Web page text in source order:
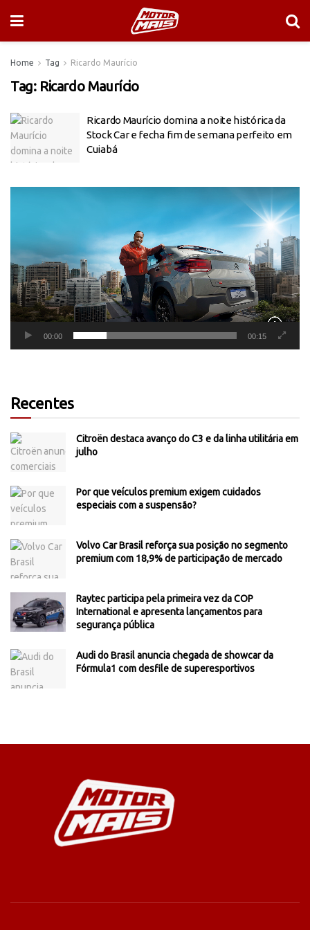
Home Tag Ricardo Maurício
Tag: Ricardo Maurício
Ricardo Maurício domina a noite histórica da
Stock Car e fecha fim de semana perfeito em
Cuiabá
00:00 00:15
Recentes
Citroën destaca avanço do C3 e da linha utilitária em
julho
Por que veículos premium exigem cuidados
especiais com a suspensão?
Volvo Car Brasil reforça sua posição no segmento
premium com 18,9% de participação de mercado
Raytec participa pela primeira vez da COP
International e apresenta lançamentos para
segurança pública
Audi do Brasil anuncia chegada de showcar da
Fórmula1 com desfile de superesportivos